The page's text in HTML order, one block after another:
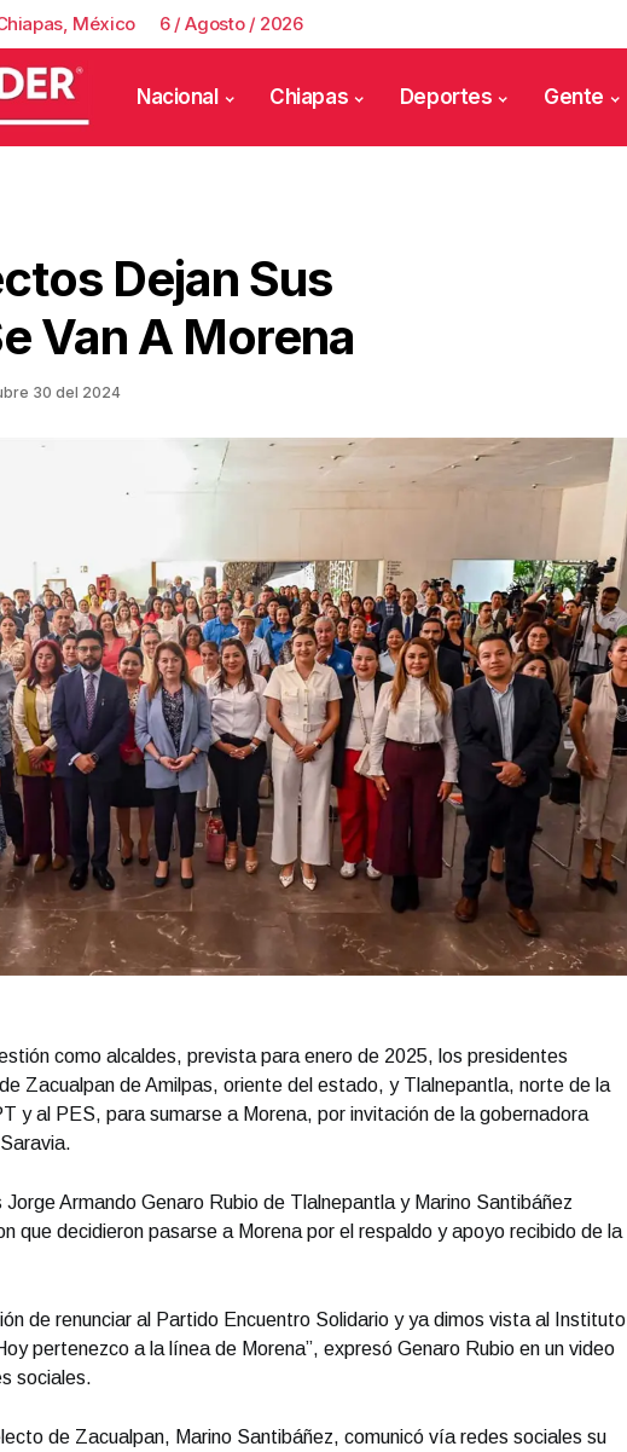
México 6 / Agosto / 2026
Nacional Chiapas Deportes Gente
Dejan Sus
Van A Morena
30 del 2024
como alcaldes, prevista para enero de 2025, los presidentes
Zacualpan de Amilpas, oriente del estado, y Tlalnepantla, norte de la
y al PES, para sumarse a Morena, por invitación de la gobernadora
Jorge Armando Genaro Rubio de Tlalnepantla y Marino Santibáñez
que decidieron pasarse a Morena por el respaldo y apoyo recibido de la
de renunciar al Partido Encuentro Solidario y ya dimos vista al Instituto
pertenezco a la línea de Morena”, expresó Genaro Rubio en un video
sociales.
de Zacualpan, Marino Santibáñez, comunicó vía redes sociales su
Portada Septiembre 29